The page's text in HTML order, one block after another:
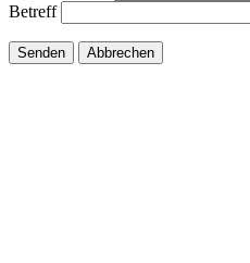
Betreff
Senden Abbrechen